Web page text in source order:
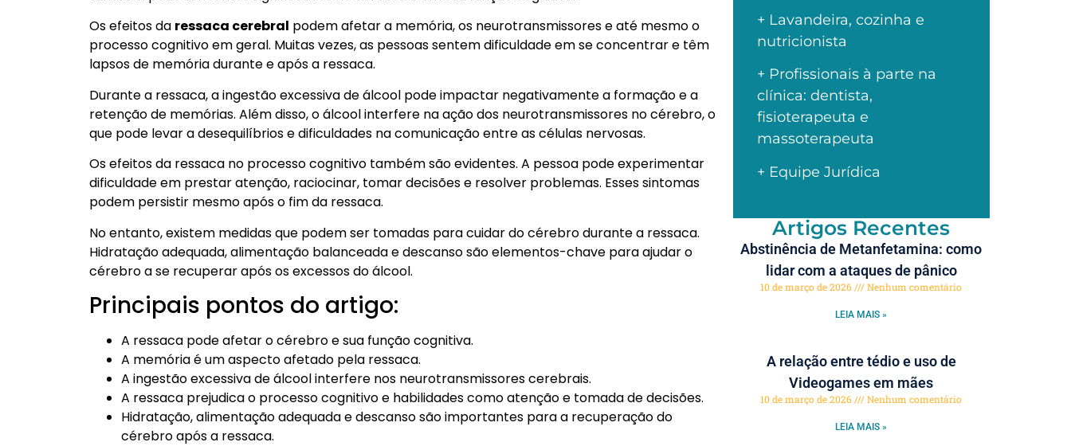
Os efeitos da ressaca cerebral podem afetar a memória, os neurotransmissores e até mesmo o
processo cognitivo em geral. Muitas vezes, as pessoas sentem dificuldade em se concentrar e têm
lapsos de memória durante e após a ressaca.
Durante a ressaca, a ingestão excessiva de álcool pode impactar negativamente a formação e a
retenção de memórias. Além disso, o álcool interfere na ação dos neurotransmissores no cérebro, o
que pode levar a desequilíbrios e dificuldades na comunicação entre as células nervosas.
Os efeitos da ressaca no processo cognitivo também são evidentes. A pessoa pode experimentar
dificuldade em prestar atenção, raciocinar, tomar decisões e resolver problemas. Esses sintomas
podem persistir mesmo após o fim da ressaca.
No entanto, existem medidas que podem ser tomadas para cuidar do cérebro durante a ressaca.
Hidratação adequada, alimentação balanceada e descanso são elementos-chave para ajudar o
cérebro a se recuperar após os excessos do álcool.
Principais pontos do artigo:
A ressaca pode afetar o cérebro e sua função cognitiva.
A memória é um aspecto afetado pela ressaca.
A ingestão excessiva de álcool interfere nos neurotransmissores cerebrais.
A ressaca prejudica o processo cognitivo e habilidades como atenção e tomada de decisões.
Hidratação, alimentação adequada e descanso são importantes para a recuperação do
cérebro após a ressaca.
+ Lavandeira, cozinha e
nutricionista
+ Profissionais à parte na
clínica: dentista,
fisioterapeuta e
massoterapeuta
+ Equipe Jurídica
Artigos Recentes
Abstinência de Metanfetamina: como
lidar com a ataques de pânico
10 de março de 2026 Nenhum comentário
LEIA MAIS »
A relação entre tédio e uso de
Videogames em mães
10 de março de 2026 Nenhum comentário
LEIA MAIS »